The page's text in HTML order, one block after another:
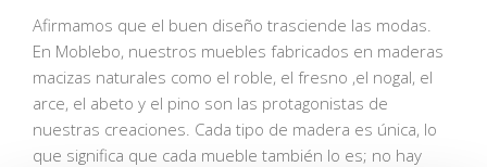
Afirmamos que el buen diseño trasciende las modas.
En Moblebo, nuestros muebles fabricados en maderas
macizas naturales como el roble, el fresno ,el nogal, el
arce, el abeto y el pino son las protagonistas de
nuestras creaciones. Cada tipo de madera es única, lo
que significa que cada mueble también lo es; no hay